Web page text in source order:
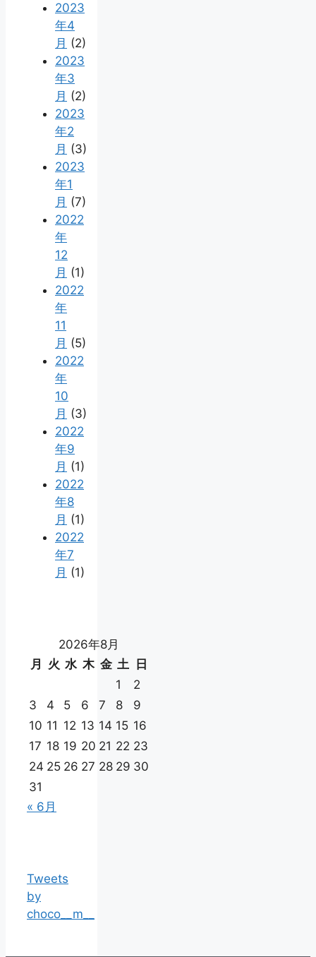
2023
年4
月 (2)
2023
年3
月 (2)
2023
年2
月 (3)
2023
年1
月 (7)
2022
年
12
月 (1)
2022
年
11
月 (5)
2022
年
10
月 (3)
2022
年9
月 (1)
2022
年8
月 (1)
2022
年7
月 (1)
2026年8月
月
火 水 木 金 土
日
1
2
3
4 5 6 7 8
9
10 11 12 13 14 15 16
17 18 19 20 21 22 23
24 25 26 27 28 29 30
31
« 6月
Tweets
by
choco__m__